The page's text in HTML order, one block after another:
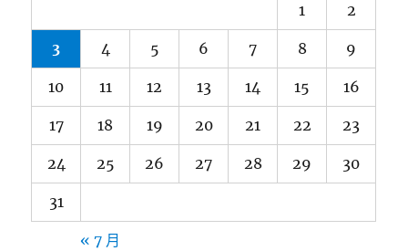
1 2
3 4 5 6 7 8 9
10 11 12 13 14 15 16
17 18 19 20 21 22 23
24 25 26 27 28 29 30
31
« 7 月